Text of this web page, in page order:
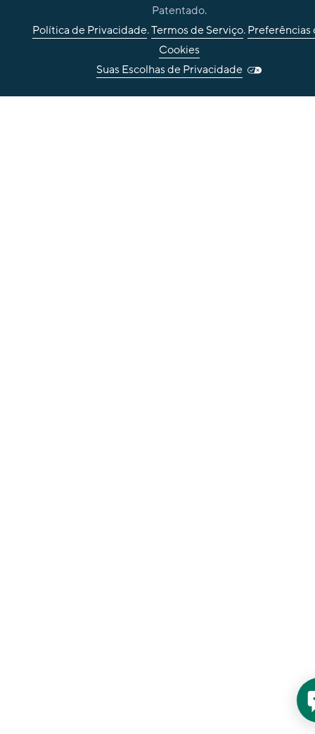
Patentado.
Política de Privacidade.Termos de Serviço.Preferências
Cookies
Suas Escolhas de Privacidade